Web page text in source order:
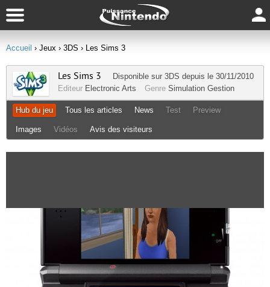
Accueil › Jeux › 3DS › Les Sims 3
Les Sims 3 Disponible sur 3DS depuis le 30/11/2010
Editeur Electronic Arts Genre Simulation Gestion
Hub du jeu Tous les articles News Test Preview
Images Vidéos Avis des visiteurs